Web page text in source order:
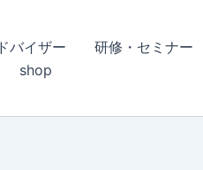
バイザー
研修・セミナー
shop